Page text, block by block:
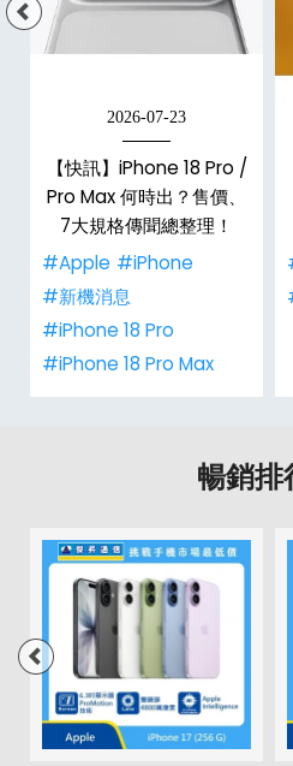
2026-07-23
【快訊】iPhone 18 Pro /
Pro Max 何時出？售價、
7大規格傳聞總整理！
#Apple #iPhone
#新機消息
#iPhone 18 Pro
#iPhone 18 Pro Max
暢銷排